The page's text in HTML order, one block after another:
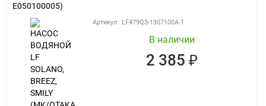
E050100005)
LF479Q3-1307100A-1
В наличии
2 385 ₽